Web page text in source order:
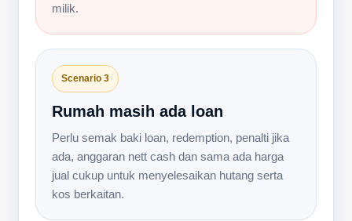
milik.
Scenario 3
Rumah masih ada loan
Perlu semak baki loan, redemption, penalti jika
ada, anggaran nett cash dan sama ada harga
jual cukup untuk menyelesaikan hutang serta
kos berkaitan.